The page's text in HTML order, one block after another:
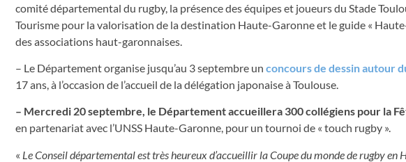
comité départemental du rugby, la présence des équipes et joueurs du Stade
Tourisme pour la valorisation de la destination Haute-Garonne et le guide «
des associations haut-garonnaises.
– Le Département organise jusqu’au 3 septembre un concours de dessin autour
17 ans, à l’occasion de l’accueil de la délégation japonaise à Toulouse.
– Mercredi 20 septembre, le Département accueillera 300 collégiens pour la
en partenariat avec l’UNSS Haute-Garonne, pour un tournoi de « touch rugby ».
« Le Conseil départemental est très heureux d’accueillir la Coupe du monde de rugby en